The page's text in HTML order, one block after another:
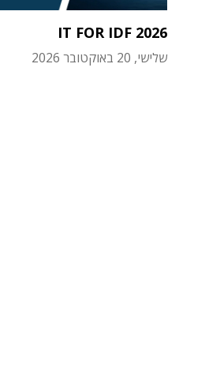
IT FOR IDF 2026
שלישי, 20 באוקטובר 2026